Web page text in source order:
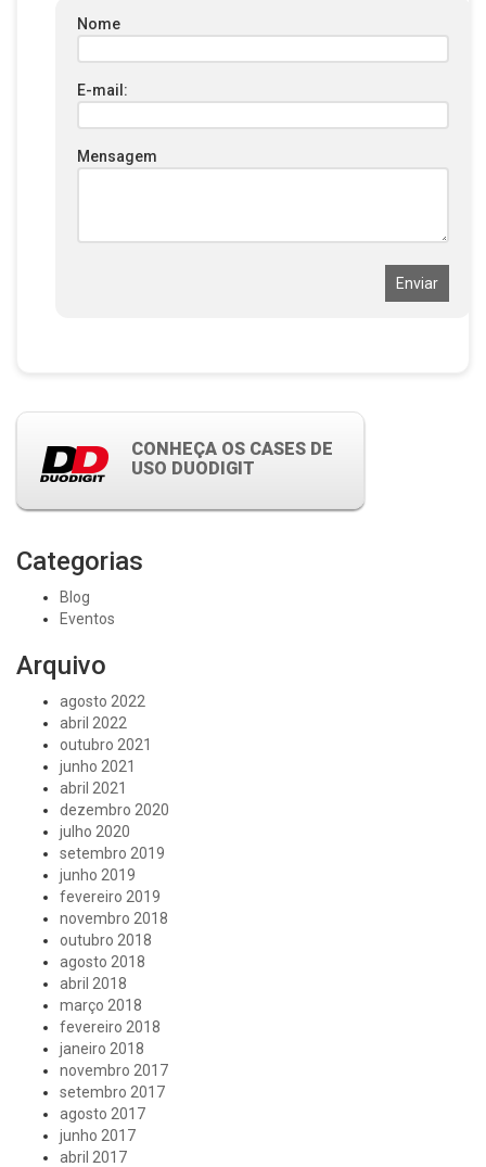
Nome
E-mail:
Mensagem
Enviar
CONHEÇA OS CASES DE
USO DUODIGIT
Categorias
Blog
Eventos
Arquivo
agosto 2022
abril 2022
outubro 2021
junho 2021
abril 2021
dezembro 2020
julho 2020
setembro 2019
junho 2019
fevereiro 2019
novembro 2018
outubro 2018
agosto 2018
abril 2018
março 2018
fevereiro 2018
janeiro 2018
novembro 2017
setembro 2017
agosto 2017
junho 2017
abril 2017